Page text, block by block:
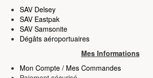
SAV Delsey
SAV Eastpak
SAV Samsonite
Dégâts aéroportuaires
Mes Informations
Mon Compte / Mes Commandes